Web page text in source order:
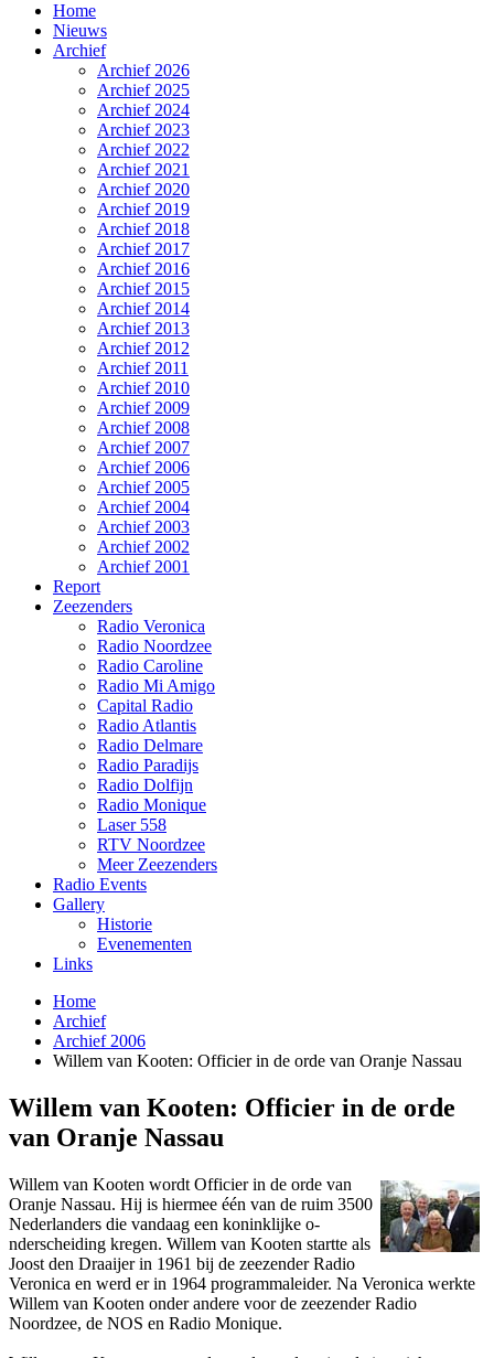
Home
Nieuws
Archief
Archief 2026
Archief 2025
Archief 2024
Archief 2023
Archief 2022
Archief 2021
Archief 2020
Archief 2019
Archief 2018
Archief 2017
Archief 2016
Archief 2015
Archief 2014
Archief 2013
Archief 2012
Archief 2011
Archief 2010
Archief 2009
Archief 2008
Archief 2007
Archief 2006
Archief 2005
Archief 2004
Archief 2003
Archief 2002
Archief 2001
Report
Zeezenders
Radio Veronica
Radio Noordzee
Radio Caroline
Radio Mi Amigo
Capital Radio
Radio Atlantis
Radio Delmare
Radio Paradijs
Radio Dolfijn
Radio Monique
Laser 558
RTV Noordzee
Meer Zeezenders
Radio Events
Gallery
Historie
Evenementen
Links
Home
Archief
Archief 2006
Willem van Kooten: Officier in de orde van Oranje Nassau
Willem van Kooten: Officier in de orde
van Oranje Nassau
Willem van Kooten wordt Officier in de orde van
Oranje Nassau. Hij is hiermee één van de ruim 3500
Nederlanders die vandaag een koninklijke o­
nderscheiding kregen. Willem van Kooten startte als
Joost den Draaijer in 1961 bij de zeezender Radio
Veronica en werd er in 1964 programmaleider. Na Veronica werkte
Willem van Kooten o­nder andere voor de zeezender Radio
Noordzee, de NOS en Radio Monique.